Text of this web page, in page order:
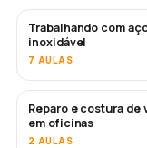
EM BREVE
Trabalhando com
inoxidável
7 AULAS
EM BREVE
Reparo e costura de
em oficinas
2 AULAS